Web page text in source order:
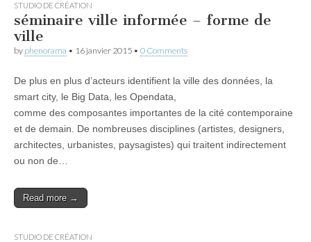
STUDIO DE CRÉATION
séminaire ville informée – forme de
ville
by phenorama • 16 janvier 2015 • 0 Comments
De plus en plus d’acteurs identifient la ville des données, la
smart city, le Big Data, les Opendata,
comme des composantes importantes de la cité contemporaine
et de demain. De nombreuses disciplines (artistes, designers,
architectes, urbanistes, paysagistes) qui traitent indirectement
ou non de…
Read more →
STUDIO DE CRÉATION